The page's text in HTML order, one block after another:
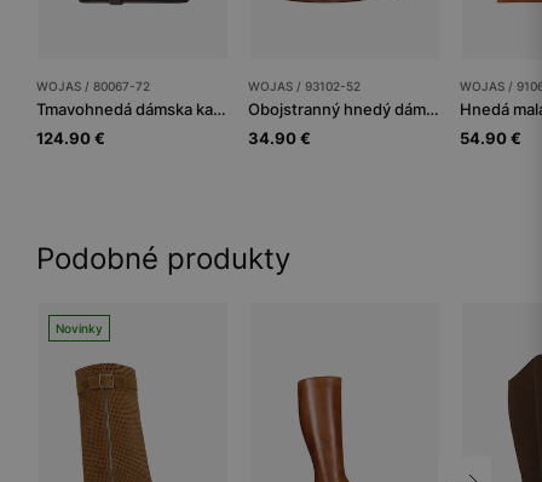
WOJAS / 80067-72
Tmavohnedá dámska kabelka z kombinovaných kôž
124.90 €
WOJAS / 93102-52
Obojstranný hnedý dámsky opasok z lícovej kože so zlatou sponou
34.90 €
WOJAS /
54.90 €
Podobné produkty
Novinky